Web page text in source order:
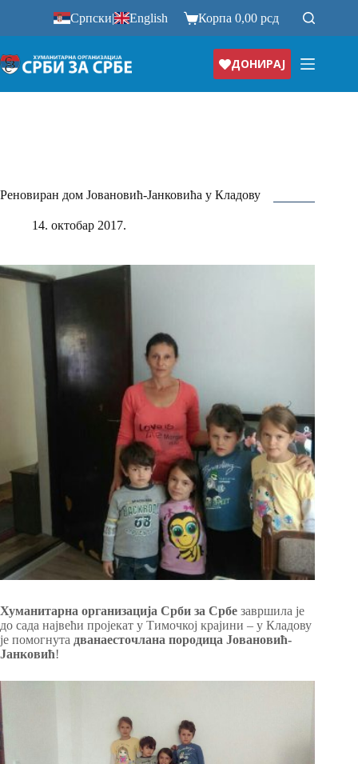
Српски| English Корпа0,00рсд
ДОНИРАЈ
Реновиран дом Јовановић-Јанковића у Кладову
14. октобар 2017.
Хуманитарна организација Срби за Србе завршила је
до сада највећи пројекат у Тимочкој крајини – у Кладову
је помогнута дванаесточлана породица Јовановић-
Јанковић!